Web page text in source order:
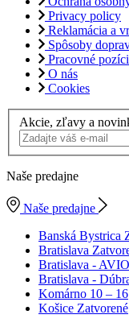
Privacy policy
Reklamácia a
Spôsoby
Pracovné
O nás
Cookies
Akcie, zľavy a
Naše predajne
Naše predajne
Banská Bystrica
Bratislava
Bratislava -
Bratislava -
Komárno 10 – 16
Košice Zatvorené